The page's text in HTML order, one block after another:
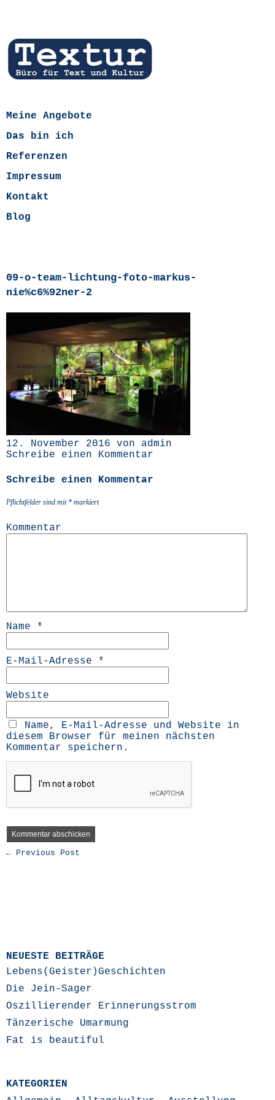
Meine Angebote
Das bin ich
Referenzen
Impressum
Kontakt
Blog
09-o-team-lichtung-foto-markus-
nie%c6%92ner‑2
12. November 2016 von admin
Schreibe einen Kommentar
Schreibe einen Kommentar
Pflichtfelder sind mit * markiert
Kommentar
Name *
E-Mail-Adresse *
Website
Name, E-Mail-Adresse und Website in
diesem Browser für meinen nächsten
Kommentar speichern.
← Previous Post
NEUESTE BEITRÄGE
Lebens(Geister)Geschichten
Die Jein-Sager
Oszillierender Erinnerungsstrom
Tänzerische Umarmung
Fat is beautiful
KATEGORIEN